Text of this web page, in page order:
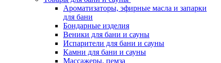
Ароматизаторы, эфирные масла и запарки
для бани
Бондарные изделия
Веники для бани и сауны
Испарители для бани и сауны
Камни для бани и сауны
Массажеры, пемза